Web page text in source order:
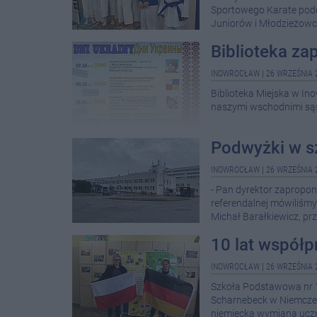
Sportowego Karate
Juniorów i
Biblioteka
INOWROCŁAW 26 WRZEŚNIA
Biblioteka Miejska w
naszymi wschodnimi
Podwyżki w
INOWROCŁAW 26 WRZEŚNIA
- Pan dyrektor
referendalnej
Michał Barałkiewicz,
10 lat
INOWROCŁAW 26 WRZEŚNIA
Szkoła Podstawowa
Scharnebeck w
niemiecka wymiana